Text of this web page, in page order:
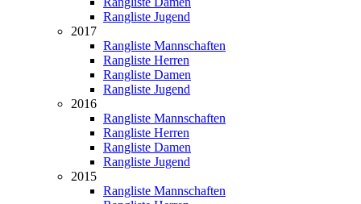
Rangliste Jugend
2017
Rangliste Mannschaften
Rangliste Herren
Rangliste Damen
Rangliste Jugend
2016
Rangliste Mannschaften
Rangliste Herren
Rangliste Damen
Rangliste Jugend
2015
Rangliste Mannschaften